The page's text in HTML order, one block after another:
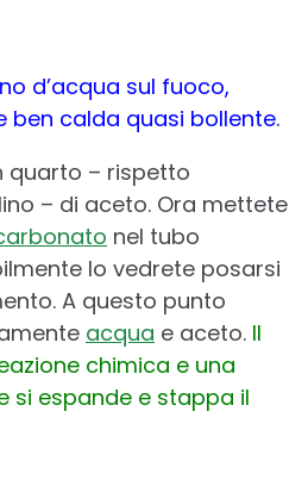
d’acqua sul fuoco,
ben calda quasi bollente.
quarto – rispetto
– di aceto. Ora mettete
nel tubo
lo vedrete posarsi
A questo punto
acqua e aceto. Il
chimica e una
si espande e stappa il